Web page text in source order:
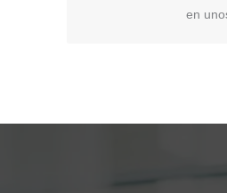
en